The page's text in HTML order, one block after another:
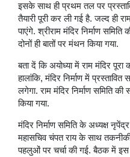
इसके साथ ही प्रथम तल पर
तैयारी पूरी कर ली गई है. जल्द ही
पाएंगे. श्रीराम मंदिर निर्माण
दोनों ही बातों पर मंथन किया गया.
बता दें कि अयोध्या में राम मंदिर
हालांकि, मंदिर निर्माण में
लगेगा. राम मंदिर निर्माण समिति
किया गया.
मंदिर निर्माण समिति के अध्यक्ष
महासचिव चंपत राय के साथ
पहलुओं पर चर्चा की गई. बैठक में इस